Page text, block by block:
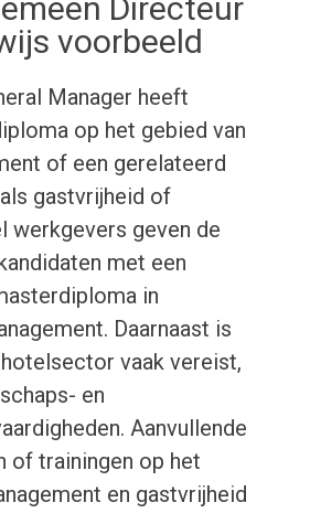
Directeur
voorbeeld
Manager heeft
op het gebied van
of een gerelateerd
gastvrijheid of
werkgevers geven de
met een
in
Daarnaast is
vaak vereist,
en
Aanvullende
of trainingen op het
en gastvrijheid